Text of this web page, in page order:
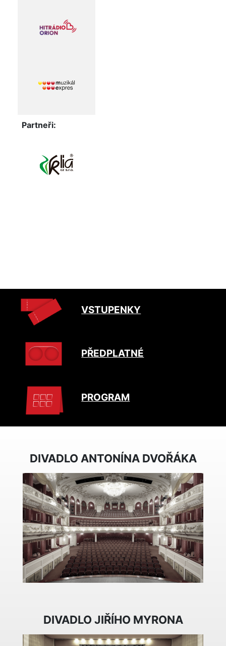
Partneři:
VSTUPENKY
PŘEDPLATNÉ
PROGRAM
DIVADLO ANTONÍNA DVOŘÁKA
DIVADLO JIŘÍHO MYRONA